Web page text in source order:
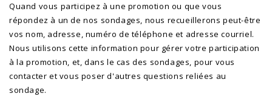
Quand vous participez à une promotion ou que vous
répondez à un de nos sondages, nous recueillerons peut-être
vos nom, adresse, numéro de téléphone et adresse courriel.
Nous utilisons cette information pour gérer votre participation
à la promotion, et, dans le cas des sondages, pour vous
contacter et vous poser d'autres questions reliées au
sondage.